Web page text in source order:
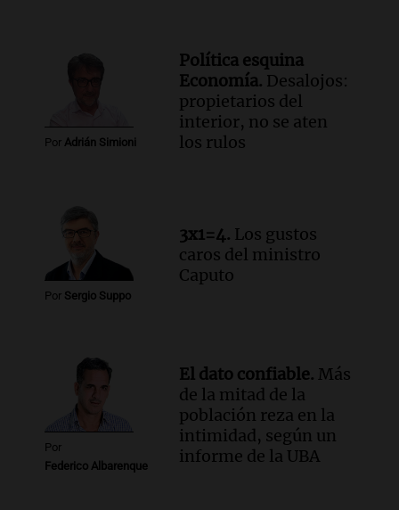
de julio será menor al 2,9% registrado
en CABA
Una mañana para todos
Audio.Altas Cumbres: rescataron a una
Episodios
Audio.
Chile planteó mejorar la
conectividad fronteriza, aérea y digital
con Jujuy
Panorama Federal
Por Adrián Simioni
Política esquina
Economía. Desalojos:
propietarios del
interior, no se aten
los rulos
Por Sergio Suppo
3x1=4. Los gustos
caros del ministro
Caputo
Por
Federico Albarenque
El dato confiable. Más
de la mitad de la
población reza en la
intimidad, según un
informe de la UBA